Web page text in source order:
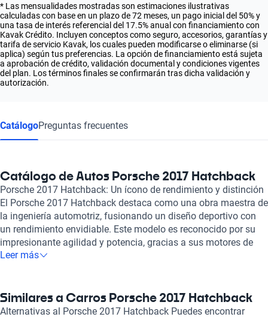
* Las mensualidades mostradas son estimaciones ilustrativas
calculadas con base en un plazo de 72 meses, un pago inicial del 50% y
una tasa de interés referencial del 17.5% anual con financiamiento con
Kavak Crédito. Incluyen conceptos como seguro, accesorios, garantías y
tarifa de servicio Kavak, los cuales pueden modificarse o eliminarse (si
aplica) según tus preferencias. La opción de financiamiento está sujeta
a aprobación de crédito, validación documental y condiciones vigentes
del plan. Los términos finales se confirmarán tras dicha validación y
autorización.
CatálogoPreguntas frecuentes
Catálogo de Autos Porsche 2017 Hatchback
Porsche 2017 Hatchback: Un ícono de rendimiento y distinción
El Porsche 2017 Hatchback destaca como una obra maestra de
la ingeniería automotriz, fusionando un diseño deportivo con
un rendimiento envidiable. Este modelo es reconocido por su
impresionante agilidad y potencia, gracias a sus motores de
alta eficiencia que garantizan una experiencia de conducción
rendimiento, asegurando que cada aventura sea tan
emocionante como digna de admiración. En el interior, el
Leer más
Similares a Carros Porsche 2017 Hatchback
Alternativas al Porsche 2017 Hatchback Puedes encontrar